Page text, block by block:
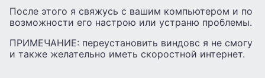
После этого я свяжусь с вашим компьютером и по
возможности его настрою или устраню проблемы.
ПРИМЕЧАНИЕ: переустановить виндовс я не смогу
и также желательно иметь скоростной интернет.